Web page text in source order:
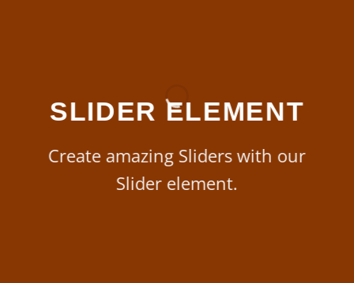
SLIDER ELEMENT
Create amazing Sliders with our
Slider element.